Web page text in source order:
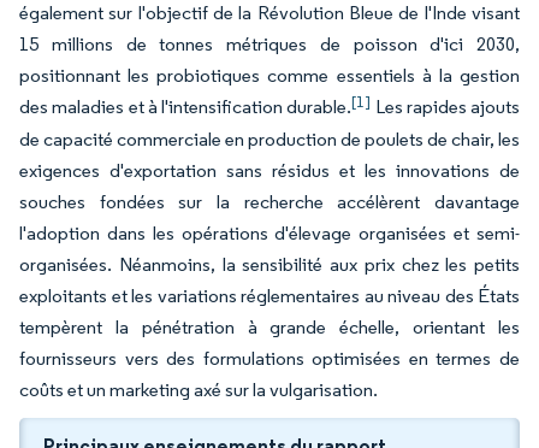
également sur l'objectif de la Révolution Bleue de l'Inde visant
15 millions de tonnes métriques de poisson d'ici 2030,
positionnant les probiotiques comme essentiels à la gestion
des maladies et à l'intensification durable.[1] Les rapides ajouts
de capacité commerciale en production de poulets de chair, les
exigences d'exportation sans résidus et les innovations de
souches fondées sur la recherche accélèrent davantage
l'adoption dans les opérations d'élevage organisées et semi-
organisées. Néanmoins, la sensibilité aux prix chez les petits
exploitants et les variations réglementaires au niveau des États
tempèrent la pénétration à grande échelle, orientant les
fournisseurs vers des formulations optimisées en termes de
coûts et un marketing axé sur la vulgarisation.